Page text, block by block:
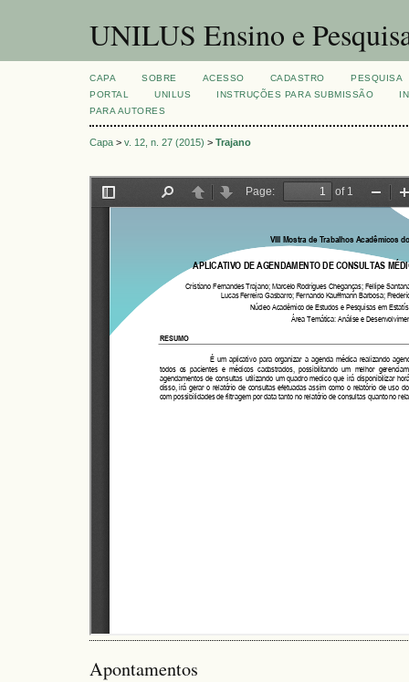
UNILUS Ensino e
CAPA SOBRE ACESSO CADASTRO
PESQUISA
PORTAL
UNILUS INSTRUÇÕES PARA SUBMISSÃO
PARA AUTORES
Capa > v. 12, n. 27 (2015) > Trajano
Apontamentos